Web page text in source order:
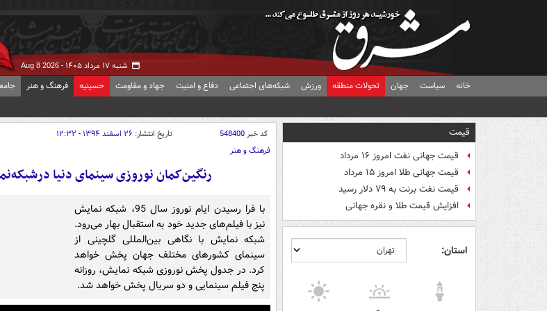
شنبه ۱۷ مرداد ۱۴۰۵ - Aug 8 2026
خانه سیاست جهان تحولات منطقه ورزش شبکه‌های اجتماعی دفاع و امنیت جهاد و مقاومت حسینیه فرهنگ و هنر
قیمت
قیمت جهانی نفت امروز ۱۶ مرداد
قیمت جهانی طلا امروز ۱۵ مرداد
قیمت نفت برنت به ۷۹ دلار رسید
افزایش قیمت طلا و نقره جهانی
استان:
کد خبر548400 تاریخ انتشار: ۲۶ اسفند ۱۳۹۴ - ۱۲:۳۲
فرهنگ و هنر
رنگین‌کمان نوروزی سینمای دنیا
با فرا رسیدن ایام نوروز سال 95، شبکه نمایش
نیز با فیلم‌های جدید خود به استقبال بهار می‌رود.
شبکه نمایش با نگاهی بین‌المللی گلچینی از
سینمای کشورهای مختلف جهان پخش خواهد
کرد. در جدول پخش نوروزی شبکه نمایش، روزانه
پنج فیلم سینمایی و دو سریال پخش خواهد شد.